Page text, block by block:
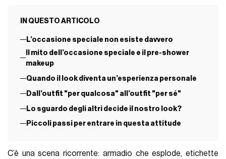
IN QUESTO ARTICOLO
L’occasione speciale non esiste davvero
Il mito dell’occasione speciale e il pre-shower
makeup
Quando il look diventa un’esperienza personale
Dall’outfit "per qualcosa" all’outfit "per sé"
Lo sguardo degli altri decide il nostro look?
Piccoli passi per entrare in questa attitude
C’è una scena ricorrente: armadio che esplode, etichette